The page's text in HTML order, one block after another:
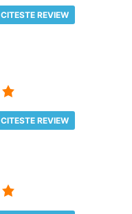
CITESTE REVIEW
CITESTE REVIEW